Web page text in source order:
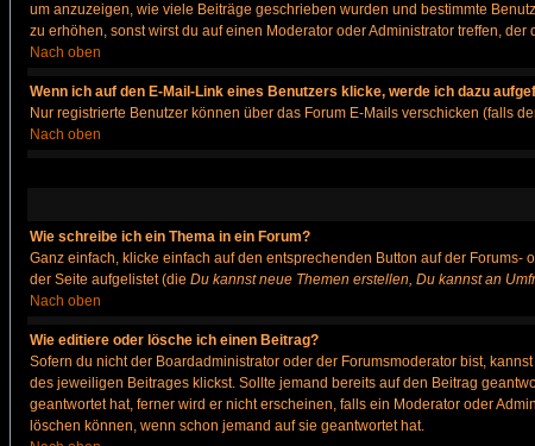
um anzuzeigen, wie viele Beiträge geschrieben wurden und bestimmte
zu erhöhen, sonst wirst du auf einen Moderator oder Administrator treffen,
Nach oben
Wenn ich auf den E-Mail-Link eines Benutzers klicke, werde ich dazu
Nur registrierte Benutzer können über das Forum E-Mails verschicken (falls
Nach oben
Wie schreibe ich ein Thema in ein Forum?
Ganz einfach, klicke einfach auf den entsprechenden Button auf der
der Seite aufgelistet (die Du kannst neue Themen erstellen, Du kannst an
Nach oben
Wie editiere oder lösche ich einen Beitrag?
Sofern du nicht der Boardadministrator oder der Forumsmoderator bist,
des jeweiligen Beitrages klickst. Sollte jemand bereits auf den Beitrag
geantwortet hat, ferner wird er nicht erscheinen, falls ein Moderator oder
löschen können, wenn schon jemand auf sie geantwortet hat.